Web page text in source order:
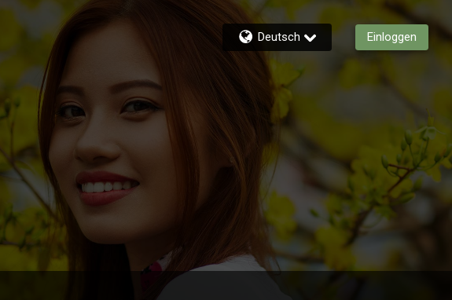
Deutsch Einloggen